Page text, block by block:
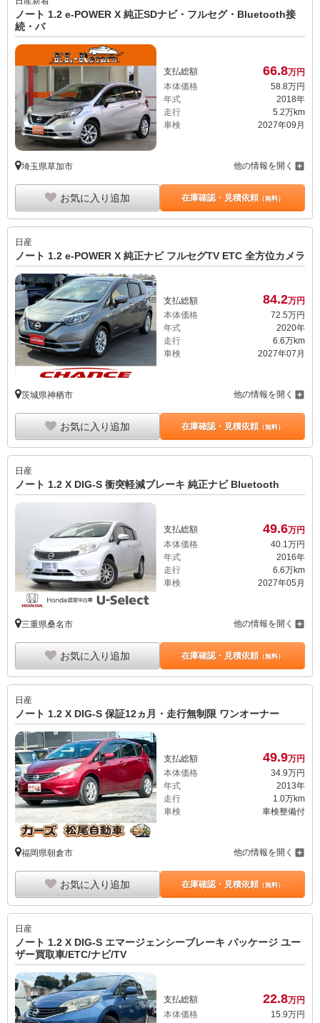
ノート 1.2 e-POWER X 純正SDナビ・フルセグ・Bluetooth接
続・バ
支払総額 66.8万円
本体価格
58.8万円
年式
2018年
走行
5.2万km
車検
2027年09月
埼玉県草加市 他の情報を開く
お気に入り追加 在庫確認・見積依頼（無料）
日産
ノート 1.2 e-POWER X 純正ナビ フルセグTV ETC 全方位カメラ
支払総額 84.2万円
本体価格
72.5万円
年式
2020年
走行
6.6万km
車検
2027年07月
茨城県神栖市 他の情報を開く
お気に入り追加 在庫確認・見積依頼（無料）
日産
ノート 1.2 X DIG-S 衝突軽減ブレーキ 純正ナビ Bluetooth
支払総額 49.6万円
本体価格
40.1万円
年式
2016年
走行
6.6万km
車検
2027年05月
三重県桑名市 他の情報を開く
お気に入り追加 在庫確認・見積依頼（無料）
日産
ノート 1.2 X DIG-S 保証12ヵ月・走行無制限 ワンオーナー
支払総額 49.9万円
本体価格
34.9万円
年式
2013年
走行
1.0万km
車検
車検整備付
福岡県朝倉市 他の情報を開く
お気に入り追加 在庫確認・見積依頼（無料）
日産
ノート 1.2 X DIG-S エマージェンシーブレーキ パッケージ ユー
ザー買取車/ETC/ナビ/TV
支払総額 22.8万円
本体価格
15.9万円